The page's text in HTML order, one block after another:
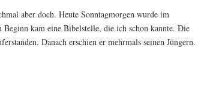
aber doch. Heute Sonntagmorgen wurde im
Beginn kam eine Bibelstelle, die ich schon kannte. Die
Danach erschien er mehrmals seinen Jüngern.